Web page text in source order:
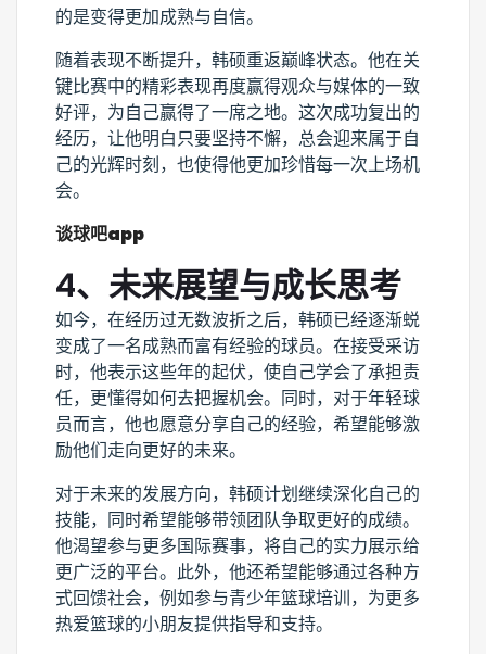
的是变得更加成熟与自信。
随着表现不断提升，韩硕重返巅峰状态。他在关
键比赛中的精彩表现再度赢得观众与媒体的一致
好评，为自己赢得了一席之地。这次成功复出的
经历，让他明白只要坚持不懈，总会迎来属于自
己的光辉时刻，也使得他更加珍惜每一次上场机
会。
谈球吧app
4、未来展望与成长思考
如今，在经历过无数波折之后，韩硕已经逐渐蜕
变成了一名成熟而富有经验的球员。在接受采访
时，他表示这些年的起伏，使自己学会了承担责
任，更懂得如何去把握机会。同时，对于年轻球
员而言，他也愿意分享自己的经验，希望能够激
励他们走向更好的未来。
对于未来的发展方向，韩硕计划继续深化自己的
技能，同时希望能够带领团队争取更好的成绩。
他渴望参与更多国际赛事，将自己的实力展示给
更广泛的平台。此外，他还希望能够通过各种方
式回馈社会，例如参与青少年篮球培训，为更多
热爱篮球的小朋友提供指导和支持。